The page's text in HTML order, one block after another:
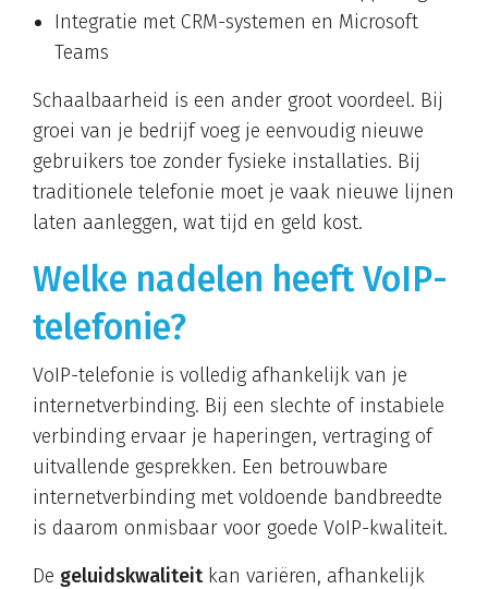
Integratie met CRM-systemen en Microsoft
Teams
Schaalbaarheid is een ander groot voordeel. Bij
groei van je bedrijf voeg je eenvoudig nieuwe
gebruikers toe zonder fysieke installaties. Bij
traditionele telefonie moet je vaak nieuwe lijnen
laten aanleggen, wat tijd en geld kost.
Welke nadelen heeft VoIP-
telefonie?
VoIP-telefonie is volledig afhankelijk van je
internetverbinding. Bij een slechte of instabiele
verbinding ervaar je haperingen, vertraging of
uitvallende gesprekken. Een betrouwbare
internetverbinding met voldoende bandbreedte
is daarom onmisbaar voor goede VoIP-kwaliteit.
De geluidskwaliteitkan variëren, afhankelijk